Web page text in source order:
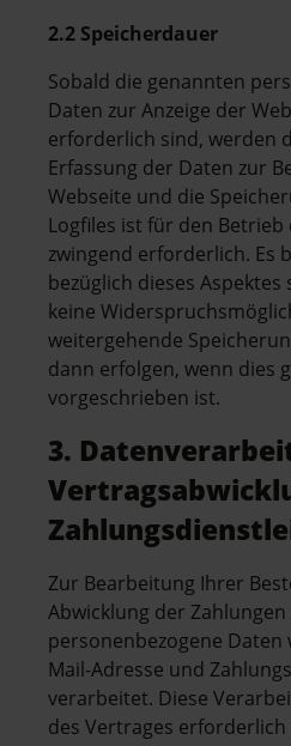
2.2 Speicherdauer
Sobald die genannten
Daten zur Anzeige der
erforderlich sind, werden
Erfassung der Daten zur
Webseite und die
Logfiles ist für den Betrieb
zwingend erforderlich. Es
bezüglich dieses
keine
weitergehende
dann erfolgen, wenn dies
vorgeschrieben ist.
3.
Zur Bearbeitung Ihrer
Abwicklung der
personenbezogene Daten
Mail-Adresse und
verarbeitet. Diese
des Vertrages erforderlich